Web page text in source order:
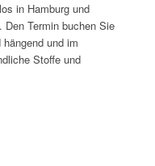
in Hamburg und
Termin buchen Sie
und im
Stoffe und